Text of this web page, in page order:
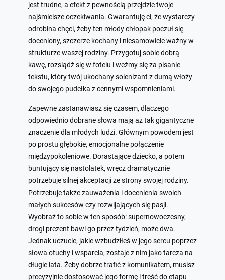
jest trudne, a efekt z pewnością przejdzie twoje
najśmielsze oczekiwania. Gwarantuję ci, że wystarczy
odrobina chęci, żeby ten młody chłopak poczuł się
doceniony, szczerze kochany i niesamowicie ważny w
strukturze waszej rodziny. Przygotuj sobie dobrą
kawę, rozsiądź się w fotelu i weźmy się za pisanie
tekstu, który twój ukochany solenizant z dumą włoży
do swojego pudełka z cennymi wspomnieniami.
Zapewne zastanawiasz się czasem, dlaczego
odpowiednio dobrane słowa mają aż tak gigantyczne
znaczenie dla młodych ludzi. Głównym powodem jest
po prostu głębokie, emocjonalne połączenie
międzypokoleniowe. Dorastające dziecko, a potem
buntujący się nastolatek, wręcz dramatycznie
potrzebuje silnej akceptacji ze strony swojej rodziny.
Potrzebuje także zauważenia i docenienia swoich
małych sukcesów czy rozwijających się pasji.
Wyobraź to sobie w ten sposób: supernowoczesny,
drogi prezent bawi go przez tydzień, może dwa.
Jednak uczucie, jakie wzbudziłeś w jego sercu poprzez
słowa otuchy i wsparcia, zostaje z nim jako tarcza na
długie lata. Żeby dobrze trafić z komunikatem, musisz
precyzyjnie dostosować jego formę i treść do etapu